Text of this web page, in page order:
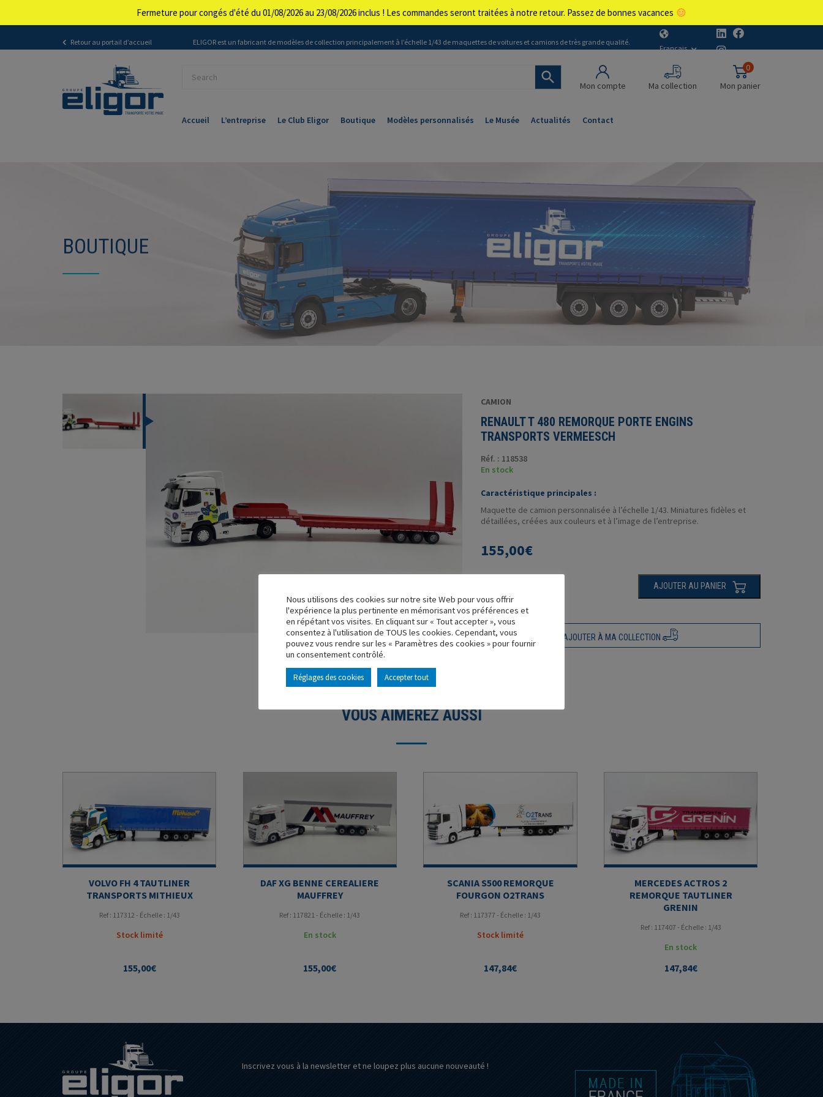
Retour au portail d’accueil ELIGOR est un fabricant de modèles de collection principalement à l’échelle 1/43 de maquettes de voitures et camions de très grande qualité.
Français
Mon compte Ma collection
0
Mon panier
Accueil L’entreprise Le Club Eligor Boutique Modèles personnalisés Le Musée Actualités Contact
BOUTIQUE
CAMION
RENAULT T 480 REMORQUE PORTE ENGINS
TRANSPORTS VERMEESCH
Réf. : 118538
En stock
Caractéristique principales :
Maquette de camion personnalisée à l’échelle 1/43. Miniatures fidèles et
détaillées, créées aux couleurs et à l’image de l’entreprise.
155,00€
AJOUTER AU PANIER
AJOUTER À MA COLLECTION
VOUS AIMEREZ AUSSI
VOLVO FH 4 TAUTLINER
TRANSPORTS MITHIEUX
Ref : 117312 - Échelle : 1/43
Stock limité
155,00€
DAF XG BENNE CEREALIERE
MAUFFREY
Ref : 117821 - Échelle : 1/43
En stock
155,00€
SCANIA S500 REMORQUE
FOURGON O2TRANS
Ref : 117377 - Échelle : 1/43
Stock limité
147,84€
MERCEDES ACTROS 2
REMORQUE TAUTLINER
GRENIN
Ref : 117407 - Échelle : 1/43
En stock
147,84€
Inscrivez vous à la newsletter et ne loupez plus aucune nouveauté !
Nous utilisons des cookies sur notre site Web pour vous offrir
l'expérience la plus pertinente en mémorisant vos préférences et
en répétant vos visites. En cliquant sur « Tout accepter », vous
consentez à l'utilisation de TOUS les cookies. Cependant, vous
pouvez vous rendre sur les « Paramètres des cookies » pour fournir
un consentement contrôlé.
Réglages des cookies Accepter tout
Fermeture pour congés d'été du 01/08/2026 au 23/08/2026 inclus ! Les commandes seront traitées à notre retour. Passez de bonnes vacances